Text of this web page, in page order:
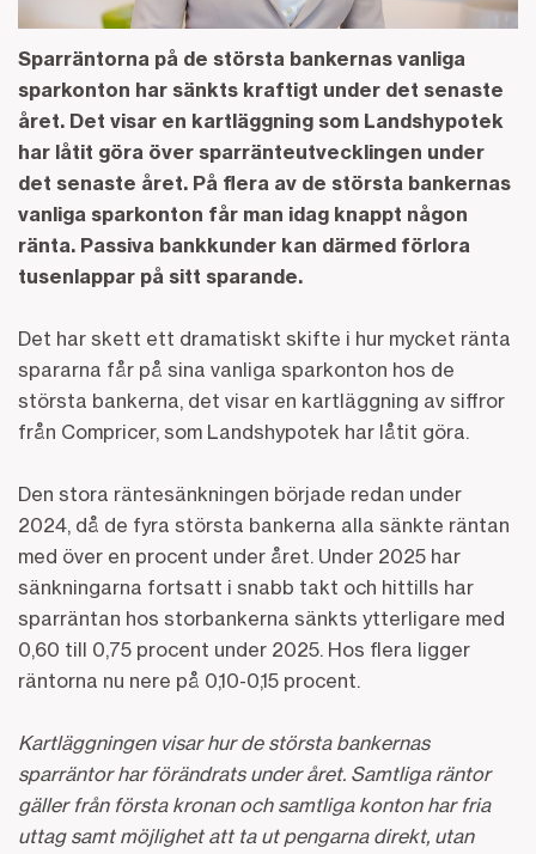
Sparräntorna på de största bankernas vanliga
sparkonton har sänkts kraftigt under det senaste
året. Det visar en kartläggning som Landshypotek
har låtit göra över sparränteutvecklingen under
det senaste året. På flera av de största bankernas
vanliga sparkonton får man idag knappt någon
ränta. Passiva bankkunder kan därmed förlora
tusenlappar på sitt sparande.
Det har skett ett dramatiskt skifte i hur mycket ränta
spararna får på sina vanliga sparkonton hos de
största bankerna, det visar en kartläggning av siffror
från Compricer, som Landshypotek har låtit göra.
Den stora räntesänkningen började redan under
2024, då de fyra största bankerna alla sänkte räntan
med över en procent under året. Under 2025 har
sänkningarna fortsatt i snabb takt och hittills har
sparräntan hos storbankerna sänkts ytterligare med
0,60 till 0,75 procent under 2025. Hos flera ligger
räntorna nu nere på 0,10-0,15 procent.
Kartläggningen visar hur de största bankernas
sparräntor har förändrats under året. Samtliga räntor
gäller från första kronan och samtliga konton har fria
uttag samt möjlighet att ta ut pengarna direkt, utan